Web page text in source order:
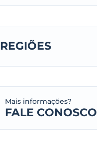
REGIÕES
Mais informações?
FALE CONOSCO